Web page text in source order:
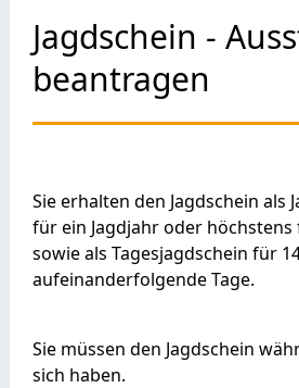
Jagdschein -
beantragen
Sie erhalten den Jagdschein als
für ein Jagdjahr oder höchstens
sowie als Tagesjagdschein für
aufeinanderfolgende Tage.
Sie müssen den Jagdschein
sich haben.